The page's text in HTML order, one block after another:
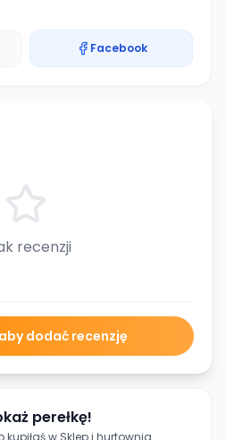
Facebook
recenzji
dodać recenzję
perełkę!
kupiłaś w Sklep i hurtownia